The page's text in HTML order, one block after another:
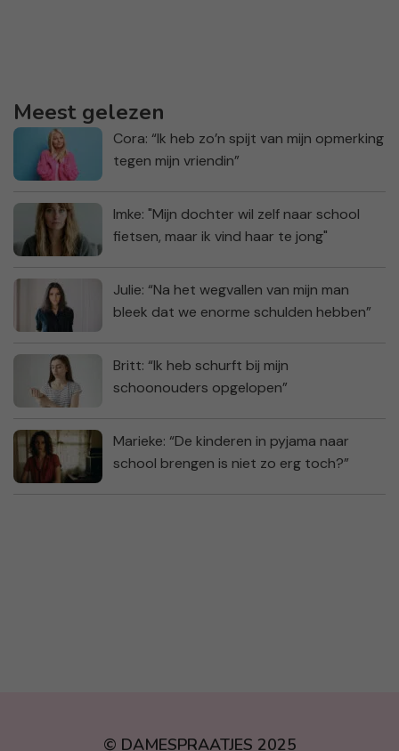
Meest gelezen
Cora: “Ik heb zo’n spijt van mijn opmerking
tegen mijn vriendin”
Imke: "Mijn dochter wil zelf naar school
fietsen, maar ik vind haar te jong"
Julie: “Na het wegvallen van mijn man
bleek dat we enorme schulden hebben”
Britt: “Ik heb schurft bij mijn
schoonouders opgelopen”
Marieke: “De kinderen in pyjama naar
school brengen is niet zo erg toch?”
© DAMESPRAATJES 2025